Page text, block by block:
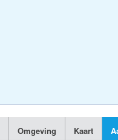
Omgeving Kaart